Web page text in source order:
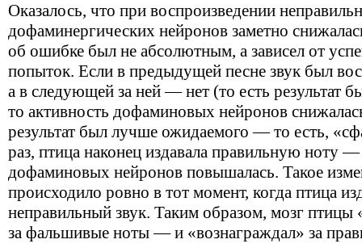
Оказалось, что при воспроизведении
дофаминергических нейронов заметно
об ошибке был не абсолютным, а зависел от
попыток. Если в предыдущей песне звук был
а в следующей за ней — нет (то есть результат
то активность дофаминовых нейронов
результат был лучше ожидаемого — то есть,
раз, птица наконец издавала правильную ноту —
дофаминовых нейронов повышалась. Такое
происходило ровно в тот момент, когда птица
неправильный звук. Таким образом, мозг птицы
за фальшивые ноты — и «вознаграждал» за